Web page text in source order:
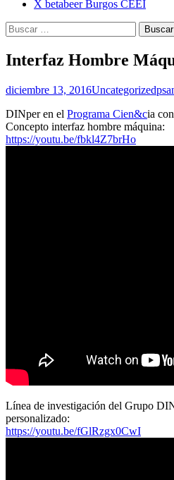
X betabeer Burgos CEEI
Buscar:
Interfaz Hombre
diciembre 13, 2016Uncategorized
DINper en el Programa Cien&cia con
Concepto interfaz hombre máquina:
https://youtu.be/fbkl4Z7brHo
Línea de investigación del Grupo
personalizado:
https://youtu.be/fGlRzgx0CwI